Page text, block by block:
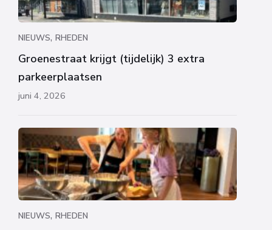
NIEUWS, RHEDEN
Groenestraat krijgt (tijdelijk) 3 extra
parkeerplaatsen
juni 4, 2026
NIEUWS, RHEDEN